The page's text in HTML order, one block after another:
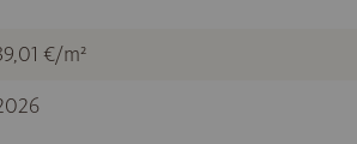
€/m²